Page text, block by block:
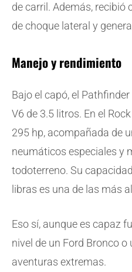
de carril. Además, recibió
de choque lateral y
Manejo y rendimiento
Bajo el capó, el
V6 de 3.5 litros. En el
295 hp, acompañada de
neumáticos especiales y
todoterreno. Su
libras es una de las más
Eso sí, aunque es capaz
nivel de un Ford Bronco
aventuras extremas.